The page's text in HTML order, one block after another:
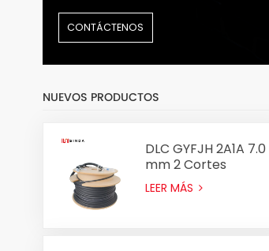
CONTÁCTENOS
NUEVOS PRODUCTOS
DLC GYFJH 2A1A 7.0
mm 2 Cortes
Conjunto de cable
óptico Fiber
LEER MÁS